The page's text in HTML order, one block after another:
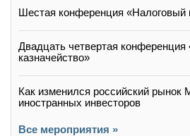
Шестая конференция «Налоговый
Двадцать четвертая конференция
казначейство»
Как изменился российский рынок
иностранных инвесторов
Все мероприятия »